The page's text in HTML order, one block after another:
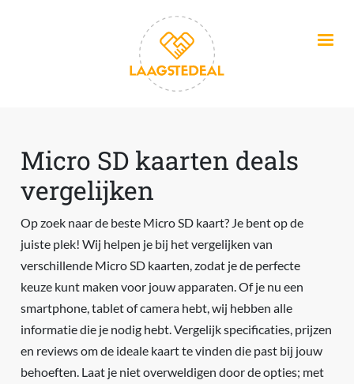
Micro SD kaarten deals
vergelijken
Op zoek naar de beste Micro SD kaart? Je bent op de
juiste plek! Wij helpen je bij het vergelijken van
verschillende Micro SD kaarten, zodat je de perfecte
keuze kunt maken voor jouw apparaten. Of je nu een
smartphone, tablet of camera hebt, wij hebben alle
informatie die je nodig hebt. Vergelijk specificaties, prijzen
en reviews om de ideale kaart te vinden die past bij jouw
behoeften. Laat je niet overweldigen door de opties; met